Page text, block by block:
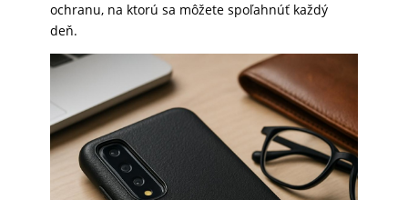
PRODUKTY
PRÍSLUŠENSTVO
ochranu, na ktorú sa môžete spoľahnúť každý
deň.